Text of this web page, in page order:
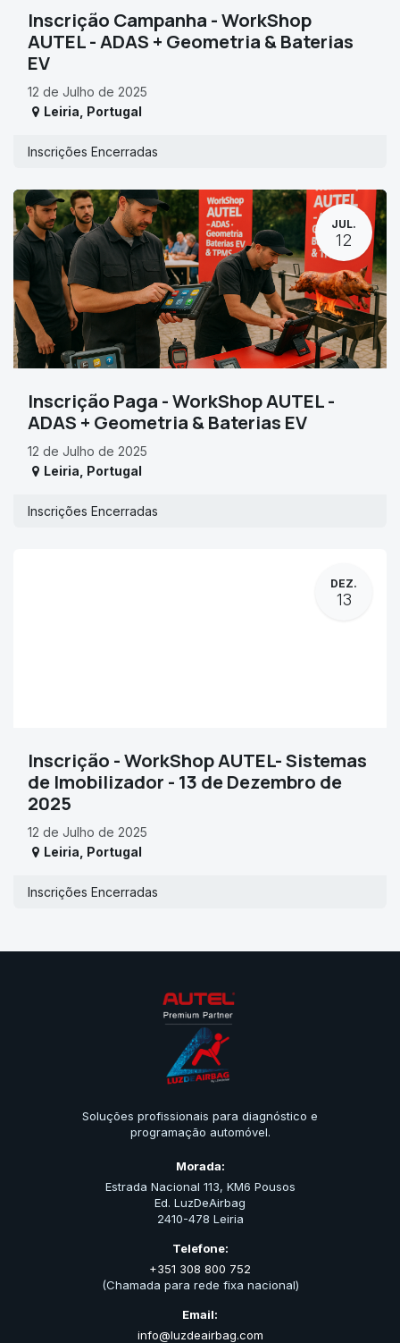
Inscrição Campanha - WorkShop
AUTEL - ADAS + Geometria & Baterias
EV
12 de Julho de 2025
Leiria Portugal
Inscrições Encerradas
JUL.
12
Inscrição Paga - WorkShop AUTEL -
ADAS + Geometria & Baterias EV
12 de Julho de 2025
Leiria Portugal
Inscrições Encerradas
DEZ.
13
Inscrição - WorkShop AUTEL- Sistemas
de Imobilizador - 13 de Dezembro de
2025
12 de Julho de 2025
Leiria Portugal
Inscrições Encerradas
Soluções profissionais para diagnóstico e
programação automóvel.
Morada:
Estrada Nacional 113, KM6 Pousos
Ed. LuzDeAirbag
2410-478 Leiria
Telefone:
+351 308 800 752
(Chamada para rede fixa nacional)
Email:
info@luzdeairbag.com